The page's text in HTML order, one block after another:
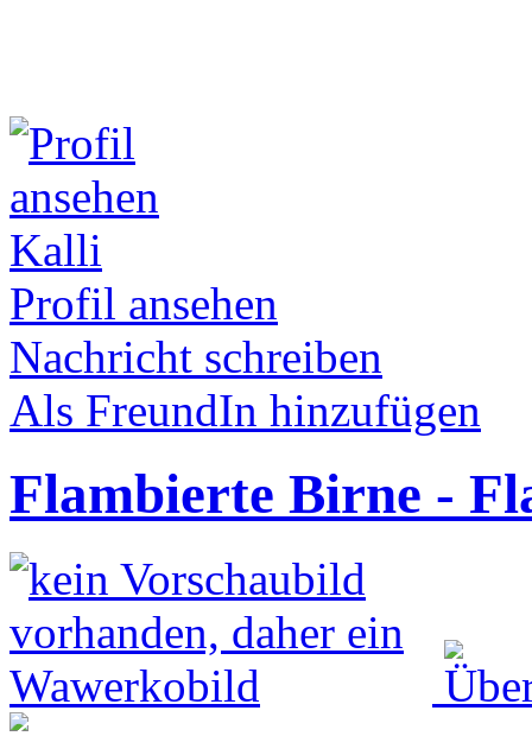
Kalli
Profil ansehen
Nachricht schreiben
Als FreundIn hinzufügen
Flambierte Birne -